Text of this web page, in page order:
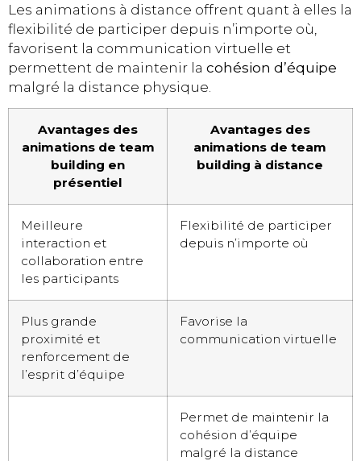
Les animations à distance offrent quant à elles la
flexibilité de participer depuis n’importe où,
favorisent la communication virtuelle et
permettent de maintenir la cohésion d’équipe
malgré la distance physique.
Avantages des
animations de team
building en
présentiel
Avantages des
animations de team
building à distance
Meilleure
interaction et
collaboration entre
les participants
Flexibilité de participer
depuis n’importe où
Plus grande
proximité et
renforcement de
l’esprit d’équipe
Favorise la
communication virtuelle
Permet de maintenir la
cohésion d’équipe
malgré la distance